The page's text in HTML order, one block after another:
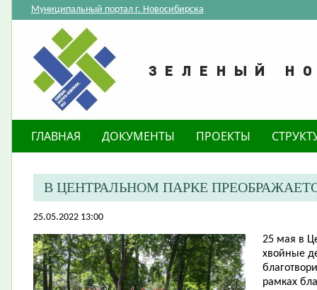
Муниципальный портал г. Новосибирска
ГЛАВНАЯ ДОКУМЕНТЫ ПРОЕКТЫ
В ЦЕНТРАЛЬНОМ ПАРКЕ
25.05.2022 13:00
25 мая в
хвойные
рамках